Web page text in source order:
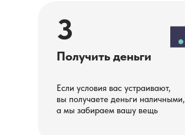
3
Получить деньги
Если условия вас устраивают,
вы получаете деньги наличными,
а мы забираем вашу вещь